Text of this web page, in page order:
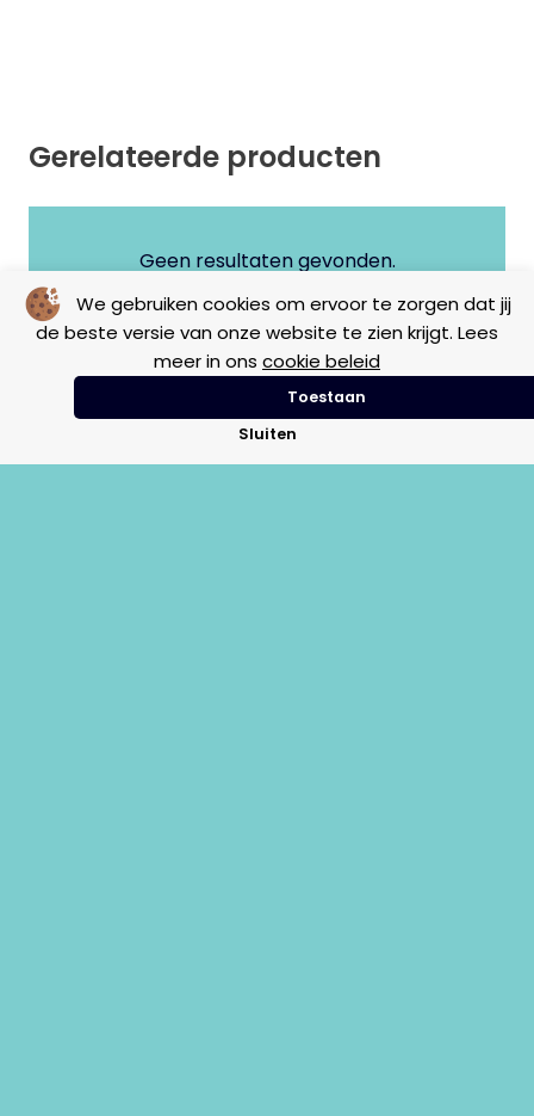
We gebruiken cookies om ervoor te zorgen dat jij
de beste versie van onze website te zien krijgt. Lees
meer in ons cookie beleid
Toestaan
Sluiten
Gerelateerde producten
Geen resultaten gevonden.